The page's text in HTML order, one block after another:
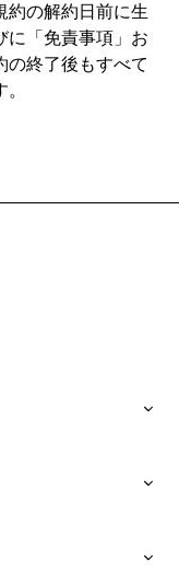
約の解約日前に生
に「免責事項」お
の終了後もすべて